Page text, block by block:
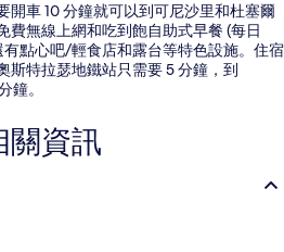
開車 10 分鐘就可以到可尼沙里和杜塞爾
費無線上網和吃到飽自助式早餐 (每日
點心吧/輕食店和露台等特色設施。住宿
斯特拉瑟地鐵站只需要 5 分鐘，到
鐘。
關資訊